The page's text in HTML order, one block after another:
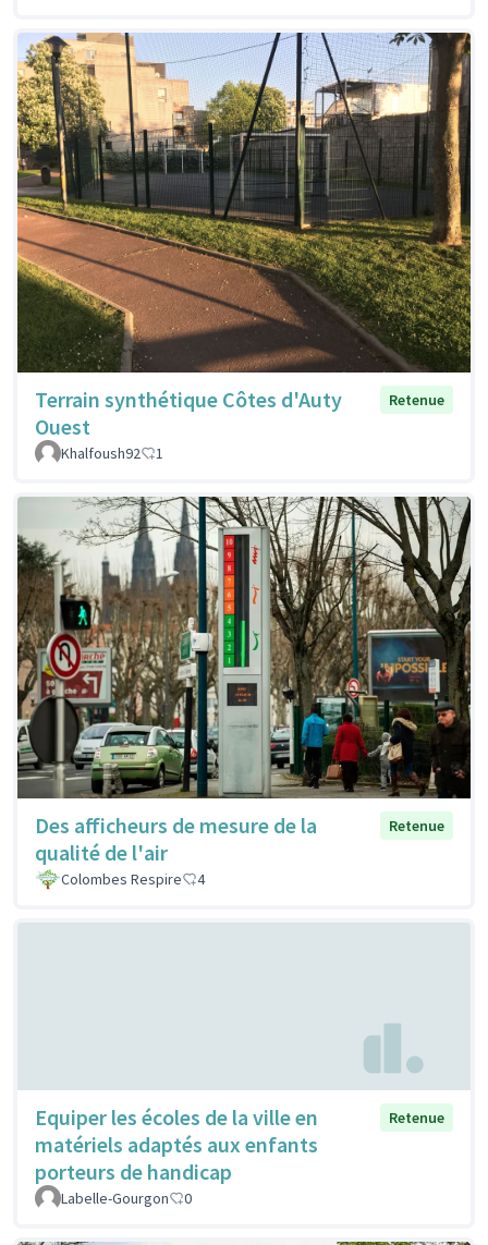
Terrain synthétique Côtes d'Auty
Ouest
Retenue
Khalfoush92 1
Des afficheurs de mesure de la
qualité de l'air
Retenue
Colombes Respire 4
Equiper les écoles de la ville en
matériels adaptés aux enfants
porteurs de handicap
Retenue
Labelle-Gourgon 0